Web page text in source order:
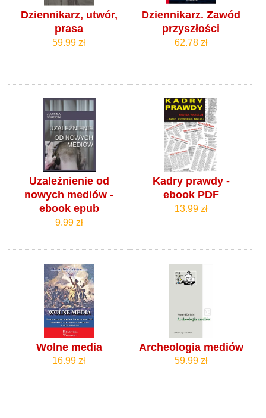
Dziennikarz, utwór,
prasa
59.99 zł
Dziennikarz. Zawód
przyszłości
62.78 zł
Uzależnienie od
nowych mediów -
ebook epub
9.99 zł
Kadry prawdy -
ebook PDF
13.99 zł
Wolne media
16.99 zł
Archeologia mediów
59.99 zł